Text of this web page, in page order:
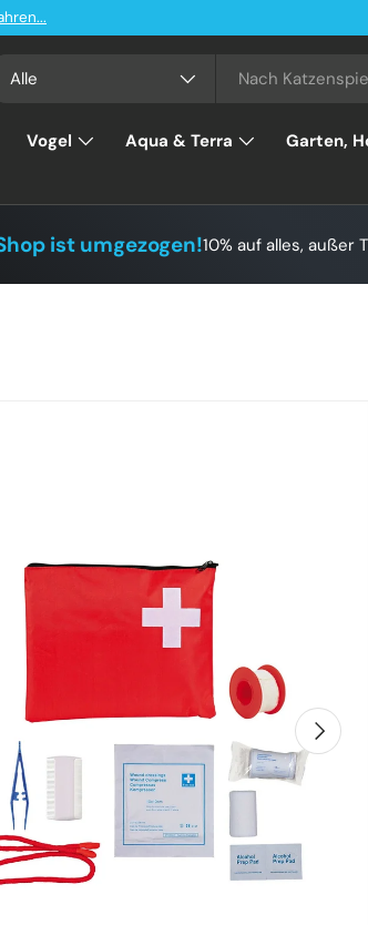
Alle
Vogel Aqua & Terra Garten,
ist umgezogen!10% auf alles, außer
Nächste